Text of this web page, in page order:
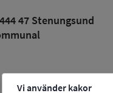
Vi använder kakor
44447 Stenungsund